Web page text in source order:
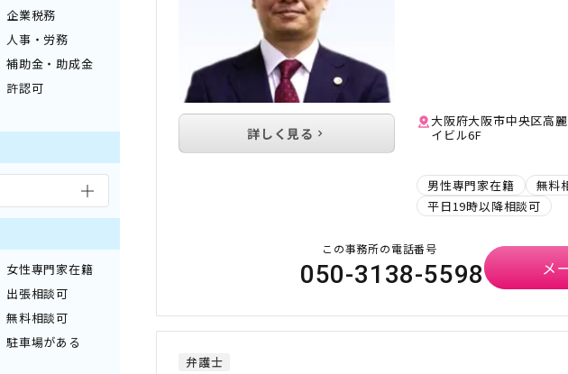
企業税務
人事・労務
補助金・助成金
許認可
女性専門家在籍
出張相談可
無料相談可
駐車場がある
大阪府大阪市中央区高
イビル6F
男性専門家在籍 無料
平日19時以降相談可
詳しく見る
この事務所の電話番号
050-3138-5598 メ
弁護士